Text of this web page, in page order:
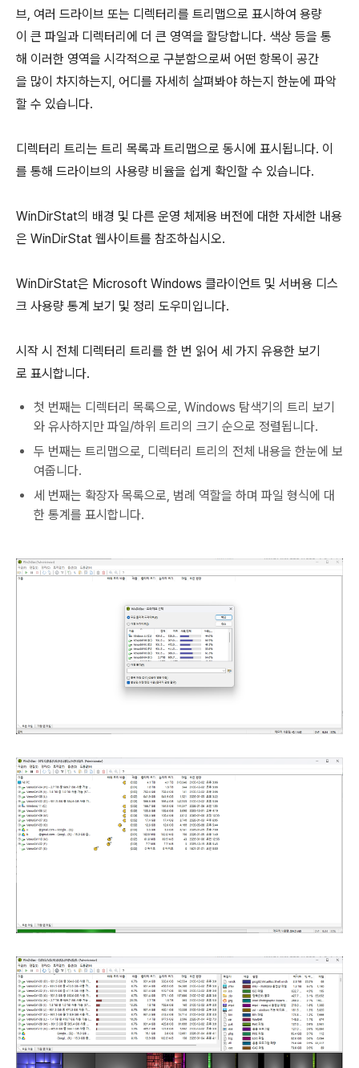
브, 여러 드라이브 또는 디렉터리를 트리맵으로 표시하여 용량
이 큰 파일과 디렉터리에 더 큰 영역을 할당합니다. 색상 등을 통
해 이러한 영역을 시각적으로 구분함으로써 어떤 항목이 공간
을 많이 차지하는지, 어디를 자세히 살펴봐야 하는지 한눈에 파악
할 수 있습니다.
디렉터리 트리는 트리 목록과 트리맵으로 동시에 표시됩니다. 이
를 통해 드라이브의 사용량 비율을 쉽게 확인할 수 있습니다.
WinDirStat의 배경 및 다른 운영 체제용 버전에 대한 자세한 내용
은 WinDirStat 웹사이트를 참조하십시오.
WinDirStat은 Microsoft Windows 클라이언트 및 서버용 디스
크 사용량 통계 보기 및 정리 도우미입니다.
시작 시 전체 디렉터리 트리를 한 번 읽어 세 가지 유용한 보기
로 표시합니다.
첫 번째는 디렉터리 목록으로, Windows 탐색기의 트리 보기
와 유사하지만 파일/하위 트리의 크기 순으로 정렬됩니다.
두 번째는 트리맵으로, 디렉터리 트리의 전체 내용을 한눈에 보
여줍니다.
세 번째는 확장자 목록으로, 범례 역할을 하며 파일 형식에 대
한 통계를 표시합니다.